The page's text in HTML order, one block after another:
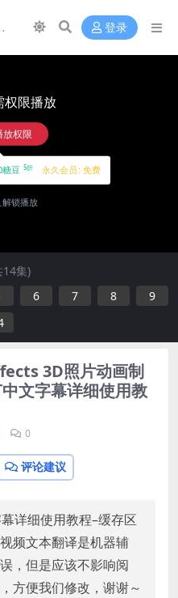
登录
权限播放
放权限
糖豆 5折 永久会员: 免费
解锁播放
14集)
6 7 8
9
3D照片动画制
文字幕详细使用教
0
评论建议
详细使用教程–缓存区
频文本翻译是机器辅
，但是应该不影响阅
方便我们修改，谢谢～